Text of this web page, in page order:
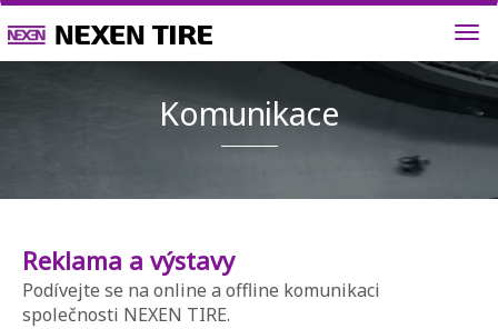
Reklama a výstavy
Podívejte se na online a offline komunikaci
společnosti NEXEN TIRE.